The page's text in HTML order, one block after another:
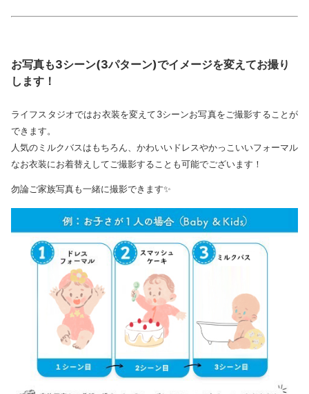
お写真も3シーン(3パターン)でイメージを変えてお撮り
します！
ライフスタジオではお衣装を変えて3シーンお写真をご撮影することが
できます。
人気のミルクバスはもちろん、かわいいドレスやかっこいいフォーマル
なお衣装にお着替えしてご撮影することも可能でございます！
勿論ご家族写真も一緒に撮影できます✨